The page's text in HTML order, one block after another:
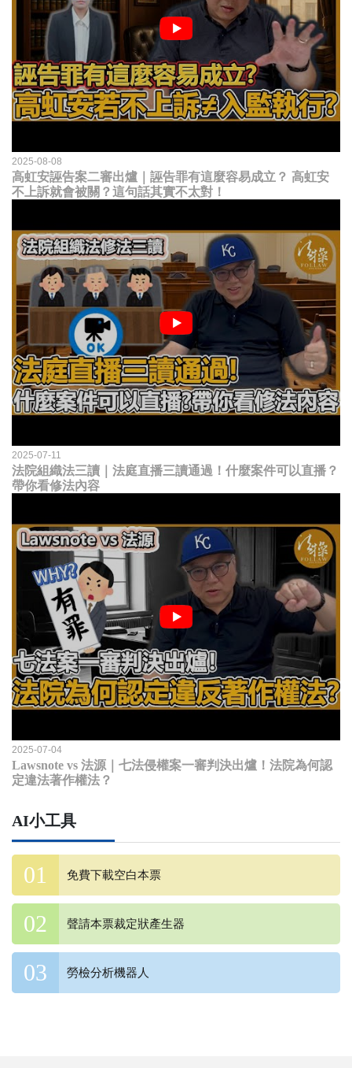
2025-08-08
高虹安誣告案二審出爐｜誣告罪有這麼容易成立？ 高虹安
不上訴就會被關？這句話其實不太對！
2025-07-11
法院組織法三讀｜法庭直播三讀通過！什麼案件可以直播？
帶你看修法內容
2025-07-04
Lawsnote vs 法源｜七法侵權案一審判決出爐！法院為何認
定違法著作權法？
AI小工具
免費下載空白本票
聲請本票裁定狀產生器
勞檢分析機器人